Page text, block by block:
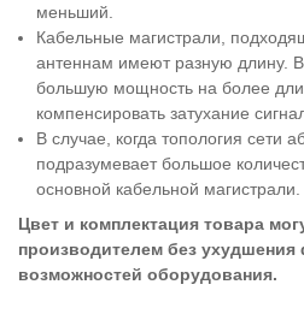
меньший.
Кабельные магистрали,
антеннам имеют разную длину.
большую мощность на более
компенсировать затухание
В случае, когда топология сети
подразумевает большое
основной кабельной магистрали.
Цвет и комплектация товара
производителем без
возможностей оборудования.